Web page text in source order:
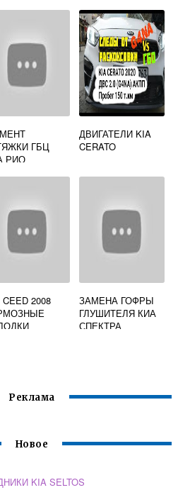
ГБЦ
РИО
ДВИГАТЕЛИ KIA
CERATO
CEED 2008
ЗАМЕНА ГОФРЫ
ГЛУШИТЕЛЯ КИА
СПЕКТРА
Реклама
Новое
KIA SELTOS